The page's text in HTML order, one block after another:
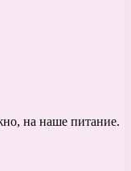
на наше питание.